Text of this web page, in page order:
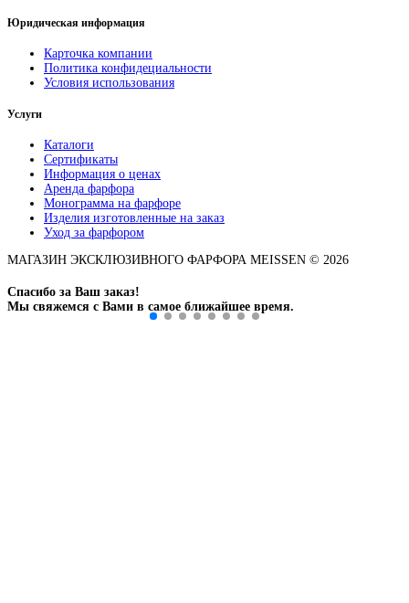
Юридическая информация
Карточка компании
Политика конфидециальности
Условия использования
Услуги
Каталоги
Сертификаты
Информация о ценах
Аренда фарфора
Монограмма на фарфоре
Изделия изготовленные на заказ
Уход за фарфором
МАГАЗИН ЭКСКЛЮЗИВНОГО ФАРФОРА MEISSEN © 2026
Спасибо за Ваш заказ!
Мы свяжемся с Вами в самое ближайшее время.